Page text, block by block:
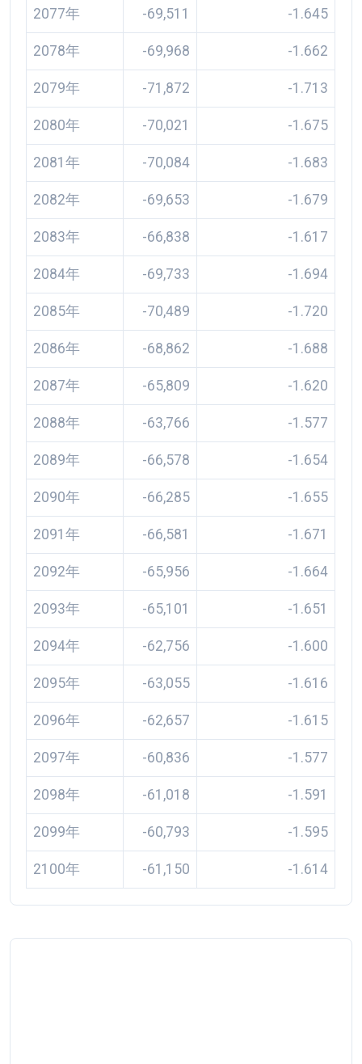
2077年 -69,511 -1.645
2078年 -69,968 -1.662
2079年 -71,872 -1.713
2080年 -70,021 -1.675
2081年 -70,084 -1.683
2082年 -69,653 -1.679
2083年 -66,838 -1.617
2084年 -69,733 -1.694
2085年 -70,489 -1.720
2086年 -68,862 -1.688
2087年 -65,809 -1.620
2088年 -63,766 -1.577
2089年 -66,578 -1.654
2090年 -66,285 -1.655
2091年 -66,581 -1.671
2092年 -65,956 -1.664
2093年 -65,101 -1.651
2094年 -62,756 -1.600
2095年 -63,055 -1.616
2096年 -62,657 -1.615
2097年 -60,836 -1.577
2098年 -61,018 -1.591
2099年 -60,793 -1.595
2100年 -61,150 -1.614